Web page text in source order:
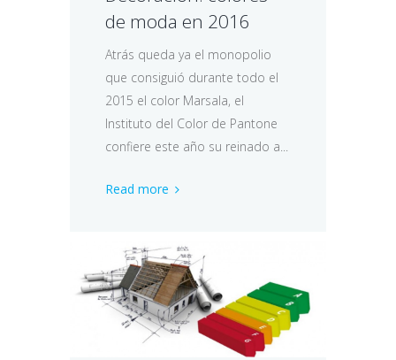
de moda en 2016
Atrás queda ya el monopolio
que consiguió durante todo el
2015 el color Marsala, el
Instituto del Color de Pantone
confiere este año su reinado a...
Read more